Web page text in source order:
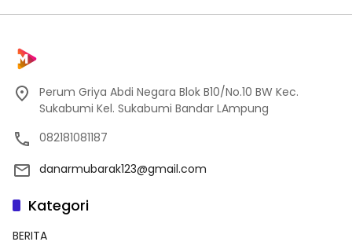
Perum Griya Abdi Negara Blok B10/No.10 BW Kec.
Sukabumi Kel. Sukabumi Bandar LAmpung
082181081187
danarmubarak123@gmail.com
Kategori
BERITA